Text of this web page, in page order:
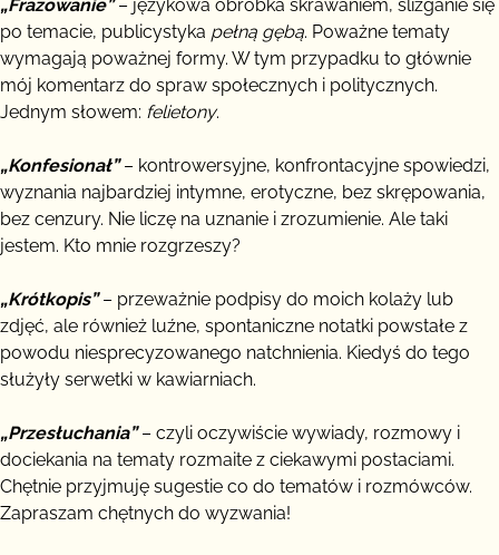
„Frazowanie”– językowa obróbka skrawaniem, ślizganie się
po temacie, publicystyka pełną gębą. Poważne tematy
wymagają poważnej formy. W tym przypadku to głównie
mój komentarz do spraw społecznych i politycznych.
Jednym słowem: felietony.
„Konfesionał”– kontrowersyjne, konfrontacyjne spowiedzi,
wyznania najbardziej intymne, erotyczne, bez skrępowania,
bez cenzury. Nie liczę na uznanie i zrozumienie. Ale taki
jestem. Kto mnie rozgrzeszy?
„Krótkopis”– przeważnie podpisy do moich kolaży lub
zdjęć, ale również luźne, spontaniczne notatki powstałe z
powodu niesprecyzowanego natchnienia. Kiedyś do tego
służyły serwetki w kawiarniach.
„Przesłuchania”– czyli oczywiście wywiady, rozmowy i
dociekania na tematy rozmaite z ciekawymi postaciami.
Chętnie przyjmuję sugestie co do tematów i rozmówców.
Zapraszam chętnych do wyzwania!